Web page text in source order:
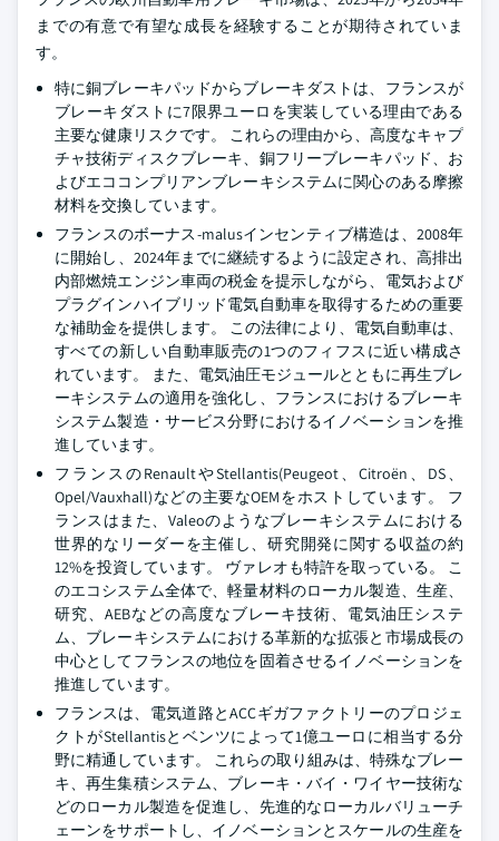
までの有意で有望な成長を経験することが期待されていま
す。
特に銅ブレーキパッドからブレーキダストは、フランスが
ブレーキダストに7限界ユーロを実装している理由である
主要な健康リスクです。 これらの理由から、高度なキャプ
チャ技術ディスクブレーキ、銅フリーブレーキパッド、お
よびエココンプリアンブレーキシステムに関心のある摩擦
材料を交換しています。
フランスのボーナス-malusインセンティブ構造は、2008年
に開始し、2024年までに継続するように設定され、高排出
内部燃焼エンジン車両の税金を提示しながら、電気および
プラグインハイブリッド電気自動車を取得するための重要
な補助金を提供します。 この法律により、電気自動車は、
すべての新しい自動車販売の1つのフィフスに近い構成さ
れています。 また、電気油圧モジュールとともに再生ブレ
ーキシステムの適用を強化し、フランスにおけるブレーキ
システム製造・サービス分野におけるイノベーションを推
進しています。
フランスのRenaultやStellantis(Peugeot、Citroën、DS、
Opel/Vauxhall)などの主要なOEMをホストしています。 フ
ランスはまた、Valeoのようなブレーキシステムにおける
世界的なリーダーを主催し、研究開発に関する収益の約
12%を投資しています。 ヴァレオも特許を取っている。 こ
のエコシステム全体で、軽量材料のローカル製造、生産、
研究、AEBなどの高度なブレーキ技術、電気油圧システ
ム、ブレーキシステムにおける革新的な拡張と市場成長の
中心としてフランスの地位を固着させるイノベーションを
推進しています。
フランスは、電気道路とACCギガファクトリーのプロジェ
クトがStellantisとベンツによって1億ユーロに相当する分
野に精通しています。 これらの取り組みは、特殊なブレー
キ、再生集積システム、ブレーキ・バイ・ワイヤー技術な
どのローカル製造を促進し、先進的なローカルバリューチ
ェーンをサポートし、イノベーションとスケールの生産を